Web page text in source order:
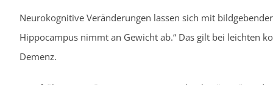
Neurokognitive Veränderungen lassen sich mit
Hippocampus nimmt an Gewicht ab.“ Das gilt bei leichten
Demenz.